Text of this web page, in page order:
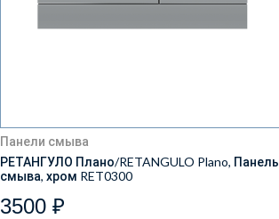
Панели смыва
РЕТАНГУЛО Плано/RETANGULO Plano, Панель
смыва, хром RET0300
3500 ₽